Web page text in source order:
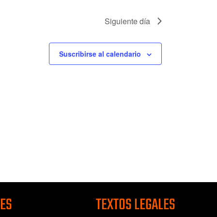
Siguiente día
Suscribirse al calendario
TEXTOS LEGALES